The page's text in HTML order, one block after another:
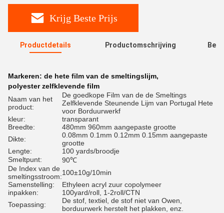
Krijg Beste Prijs
Productdetails Productomschrijving
Markeren: de hete film van de smeltingslijm,
polyester zelfklevende film
Naam van het
product:
De goedkope Film van de de Smeltings
Zelfklevende Steunende Lijm van Portugal Hete
voor Borduurwerkf
kleur:
transparant
Breedte:
480mm 960mm aangepaste grootte
Dikte:
0.08mm 0.1mm 0.12mm 0.15mm aangepaste
grootte
Lengte:
100 yards/broodje
Smeltpunt:
90℃
De Index van de
smeltingsstroom:100±10g/10min
Samenstelling:
Ethyleen acryl zuur copolymeer
inpakken:
100yard/roll, 1-2roll/CTN
Toepassing:
De stof, textiel, de stof niet van Owen,
borduurwerk herstelt het plakken, enz.